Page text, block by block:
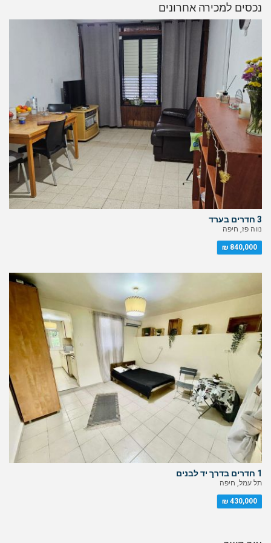
נכסים למכירה אחרונים
3 חדרים בערד
נווה פז, חיפה
840,000 ₪
1 חדרים בדרך יד לבנים
תל עמל, חיפה
430,000 ₪